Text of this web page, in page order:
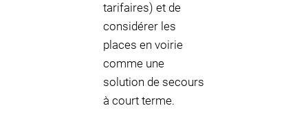
tarifaires) et de
considérer les
places en voirie
comme une
solution de secours
à court terme.